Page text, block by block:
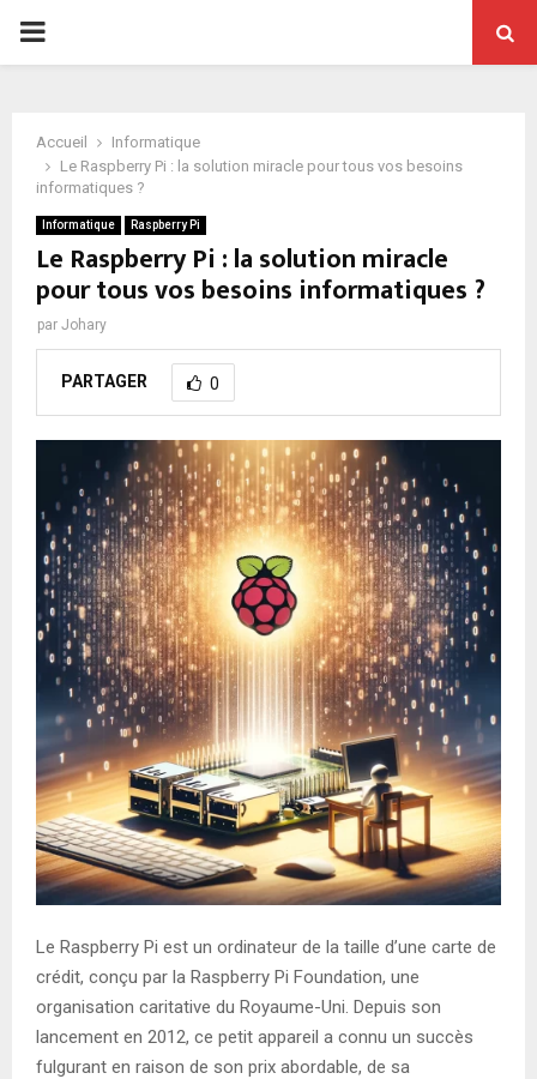
PRIMARY
Accueil
Informatique
Le Raspberry Pi : la solution miracle pour tous vos besoins
informatiques ?
Informatique Raspberry Pi
Le Raspberry Pi : la solution miracle
pour tous vos besoins informatiques ?
par Johary
PARTAGER 0
Le Raspberry Pi est un ordinateur de la taille d’une carte de
crédit, conçu par la Raspberry Pi Foundation, une
organisation caritative du Royaume-Uni. Depuis son
lancement en 2012, ce petit appareil a connu un succès
fulgurant en raison de son prix abordable, de sa